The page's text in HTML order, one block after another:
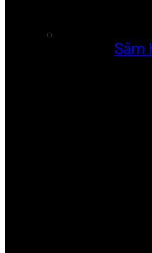
Sâm